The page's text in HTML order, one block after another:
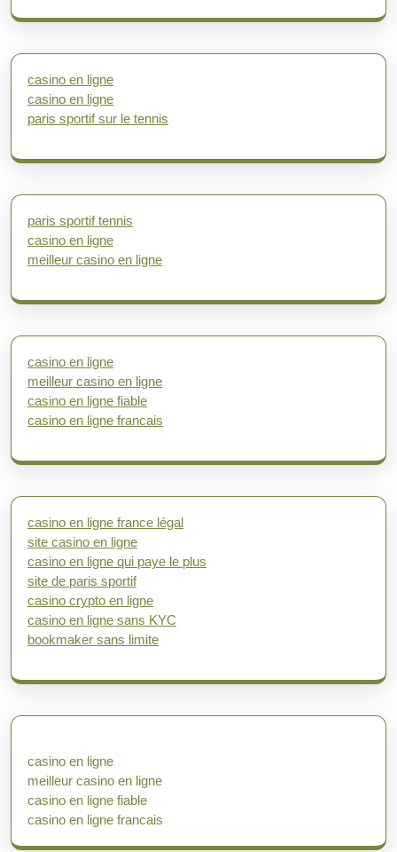
casino en ligne
casino en ligne
paris sportif sur le tennis
paris sportif tennis
casino en ligne
meilleur casino en ligne
casino en ligne
meilleur casino en ligne
casino en ligne fiable
casino en ligne francais
casino en ligne france légal
site casino en ligne
casino en ligne qui paye le plus
site de paris sportif
casino crypto en ligne
casino en ligne sans KYC
bookmaker sans limite
casino en ligne
meilleur casino en ligne
casino en ligne fiable
casino en ligne francais